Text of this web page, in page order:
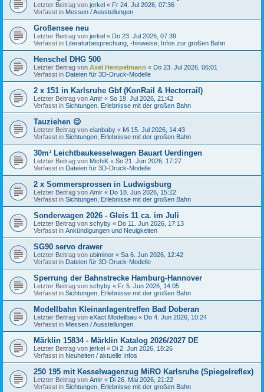
Letzter Beitrag von jerkel « Fr 24. Jul 2026, 07:36
Verfasst in Messen / Ausstellungen
Großensee neu
Letzter Beitrag von jerkel « Do 23. Jul 2026, 07:39
Verfasst in Literaturbesprechung, -hinweise, Infos zur großen Bahn
Henschel DHG 500
Letzter Beitrag von Axel Hempelmann « Do 23. Jul 2026, 06:01
Verfasst in Dateien für 3D-Druck-Modelle
2 x 151 in Karlsruhe Gbf (KonRail & Hectorrail)
Letzter Beitrag von Amir « So 19. Jul 2026, 21:42
Verfasst in Sichtungen, Erlebnisse mit der großen Bahn
Tauziehen 😉
Letzter Beitrag von elanbaby « Mi 15. Jul 2026, 14:43
Verfasst in Sichtungen, Erlebnisse mit der großen Bahn
30m³ Leichtbaukesselwagen Bauart Uerdingen
Letzter Beitrag von MichiK « So 21. Jun 2026, 17:27
Verfasst in Dateien für 3D-Druck-Modelle
2 x Sommersprossen in Ludwigsburg
Letzter Beitrag von Amir « Do 18. Jun 2026, 15:22
Verfasst in Sichtungen, Erlebnisse mit der großen Bahn
Sonderwagen 2026 - Gleis 11 ca. im Juli
Letzter Beitrag von schyby « Do 11. Jun 2026, 17:13
Verfasst in Ankündigungen und Neuigkeiten
SG90 servo drawer
Letzter Beitrag von ubiminor « Sa 6. Jun 2026, 12:42
Verfasst in Dateien für 3D-Druck-Modelle
Sperrung der Bahnstrecke Hamburg-Hannover
Letzter Beitrag von schyby « Fr 5. Jun 2026, 14:05
Verfasst in Sichtungen, Erlebnisse mit der großen Bahn
Modellbahn Kleinanlagentreffen Bad Doberan
Letzter Beitrag von eXact Modellbau « Do 4. Jun 2026, 10:24
Verfasst in Messen / Ausstellungen
Märklin 15834 - Märklin Katalog 2026/2027 DE
Letzter Beitrag von jerkel « Di 2. Jun 2026, 18:26
Verfasst in Neuheiten / aktuelle Infos
250 195 mit Kesselwagenzug MiRO Karlsruhe (Spiegelreflex)
Letzter Beitrag von Amir « Di 26. Mai 2026, 21:22
Verfasst in Sichtungen, Erlebnisse mit der großen Bahn